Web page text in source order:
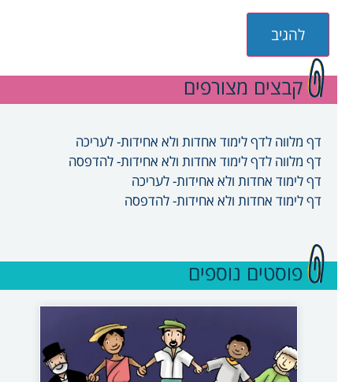
קבצים מצורפים
דף מלווה לדף לימוד אחדות ולא אחידות- לעריכה
דף מלווה לדף לימוד אחדות ולא אחידות- להדפסה
דף לימוד אחדות ולא אחידות- לעריכה
דף לימוד אחדות ולא אחידות- להדפסה
פוסטים נוספים